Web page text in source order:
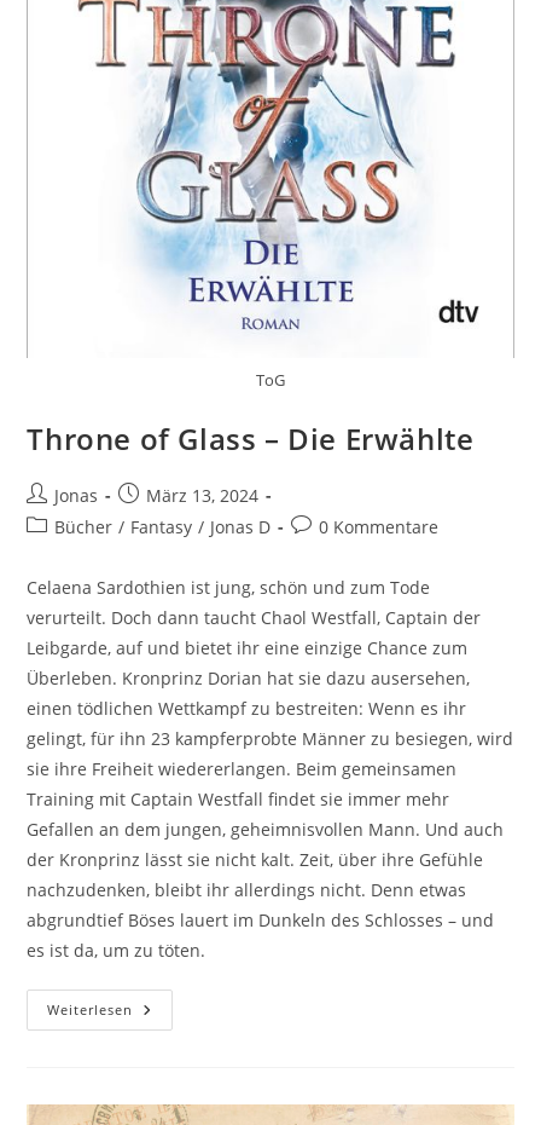
ToG
Throne of Glass – Die Erwählte
Jonas
März 13, 2024
Bücher / Fantasy / Jonas D 0 Kommentare
Celaena Sardothien ist jung, schön und zum Tode
verurteilt. Doch dann taucht Chaol Westfall, Captain der
Leibgarde, auf und bietet ihr eine einzige Chance zum
Überleben. Kronprinz Dorian hat sie dazu ausersehen,
einen tödlichen Wettkampf zu bestreiten: Wenn es ihr
gelingt, für ihn 23 kampferprobte Männer zu besiegen, wird
sie ihre Freiheit wiedererlangen. Beim gemeinsamen
Training mit Captain Westfall findet sie immer mehr
Gefallen an dem jungen, geheimnisvollen Mann. Und auch
der Kronprinz lässt sie nicht kalt. Zeit, über ihre Gefühle
nachzudenken, bleibt ihr allerdings nicht. Denn etwas
abgrundtief Böses lauert im Dunkeln des Schlosses – und
es ist da, um zu töten.
Weiterlesen